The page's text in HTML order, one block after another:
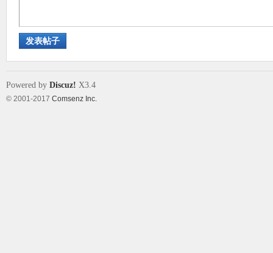
发表帖子
Powered by Discuz! X3.4
© 2001-2017 Comsenz Inc.